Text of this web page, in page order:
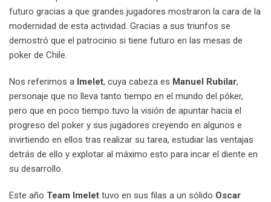
futuro gracias a que grandes jugadores mostraron la cara de la
modernidad de esta actividad. Gracias a sus triunfos se
demostró que el patrocinio si tiene futuro en las mesas de
poker de Chile.
Nos referimos a Imelet, cuya cabeza es Manuel Rubilar,
personaje que no lleva tanto tiempo en el mundo del póker,
pero que en poco tiempo tuvo la visión de apuntar hacia el
progreso del poker y sus jugadores creyendo en algunos e
invirtiendo en ellos tras realizar su tarea, estudiar las ventajas
detrás de ello y explotar al máximo esto para incar el diente en
su desarrollo.
Este año Team Imelet tuvo en sus filas a un sólido Oscar